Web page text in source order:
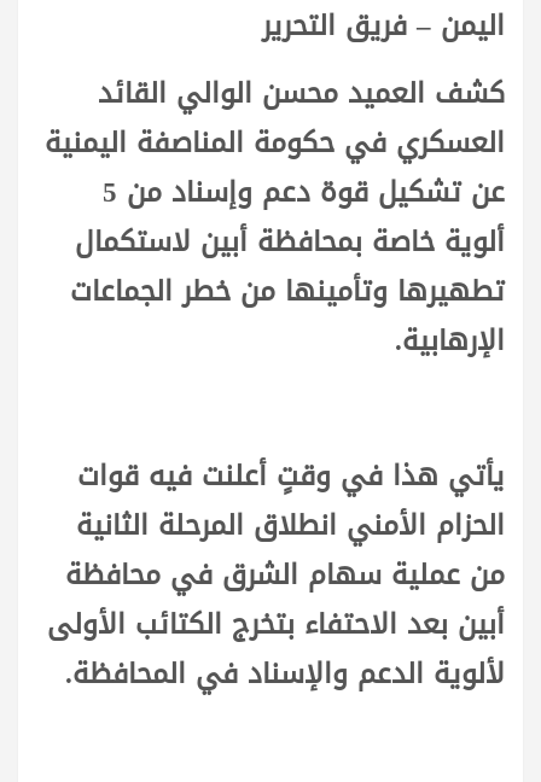
اليمن – فريق التحرير
كشف العميد محسن الوالي القائد
العسكري في حكومة المناصفة اليمنية
عن تشكيل قوة دعم وإسناد من 5
ألوية خاصة بمحافظة أبين لاستكمال
تطهيرها وتأمينها من خطر الجماعات
الإرهابية.
يأتي هذا في وقتٍ أعلنت فيه قوات
الحزام الأمني انطلاق المرحلة الثانية
من عملية سهام الشرق في محافظة
أبين بعد الاحتفاء بتخرج الكتائب الأولى
لألوية الدعم والإسناد في المحافظة.